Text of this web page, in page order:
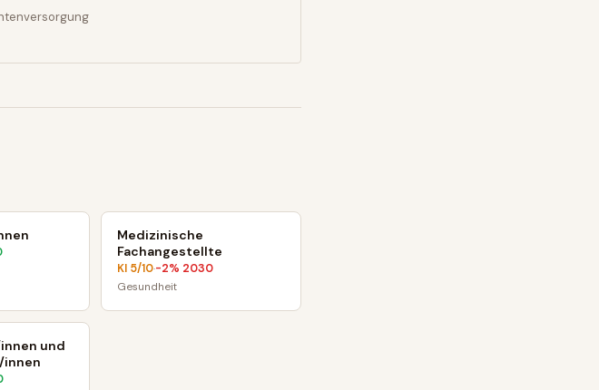
Medizinische
Fachangestellte
KI 5/10·-2% 2030
Gesundheit
und
innen